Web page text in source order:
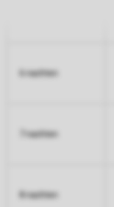
6 nachten
7 nachten
8 nachten